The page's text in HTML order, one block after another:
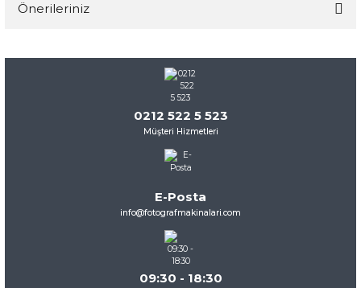
Önerileriniz
konularda yetersiz gördüğünüz noktaları öneri formunu
kullanarak tarafımıza iletebilirsiniz.
Görüş ve önerileriniz için teşekkür ederiz.
Ürün resmi kalitesiz, bozuk veya görüntülenemiyor.
Ürün açıklamasında eksik bilgiler bulunuyor.
Ürün fiyatı diğer sitelerden daha pahalı.
0212 522 5 523
Müşteri Hizmetleri
E-Posta
info@fotografmakinalari.com
09:30 - 18:30